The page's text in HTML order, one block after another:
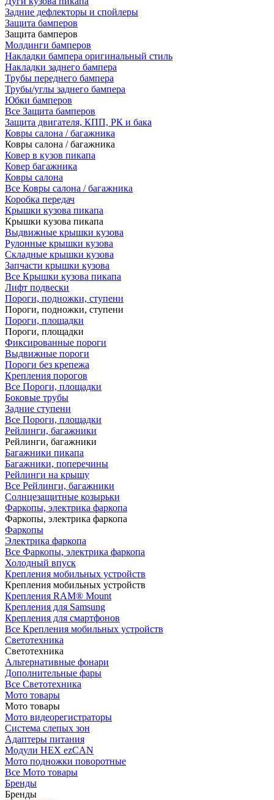
Задние дефлекторы и спойлеры
Защита бамперов
Защита бамперов
Молдинги бамперов
Накладки бампера оригинальный стиль
Накладки заднего бампера
Трубы переднего бампера
Трубы/углы заднего бампера
Юбки бамперов
Все Защита бамперов
Защита двигателя, КПП, РК и бака
Ковры салона / багажника
Ковры салона / багажника
Ковер в кузов пикапа
Ковер багажника
Ковры салона
Все Ковры салона / багажника
Коробка передач
Крышки кузова пикапа
Крышки кузова пикапа
Выдвижные крышки кузова
Рулонные крышки кузова
Складные крышки кузова
Запчасти крышки кузова
Все Крышки кузова пикапа
Лифт подвески
Пороги, подножки, ступени
Пороги, подножки, ступени
Пороги, площадки
Пороги, площадки
Фиксированные пороги
Выдвижные пороги
Пороги без крепежа
Крепления порогов
Все Пороги, площадки
Боковые трубы
Задние ступени
Все Пороги, площадки
Рейлинги, багажники
Рейлинги, багажники
Багажники пикапа
Багажники, поперечины
Рейлинги на крышу
Все Рейлинги, багажники
Солнцезащитные козырьки
Фаркопы, электрика фаркопа
Фаркопы, электрика фаркопа
Фаркопы
Электрика фаркопа
Все Фаркопы, электрика фаркопа
Холодный впуск
Крепления мобильных устройств
Крепления мобильных устройств
Крепления RAM® Mount
Крепления для Samsung
Крепления для смартфонов
Все Крепления мобильных устройств
Светотехника
Светотехника
Альтернативные фонари
Дополнительные фары
Все Светотехника
Мото товары
Мото товары
Мото видеорегистраторы
Система слепых зон
Адаптеры питания
Модули HEX ezCAN
Мото подножки поворотные
Все Мото товары
Бренды
Бренды